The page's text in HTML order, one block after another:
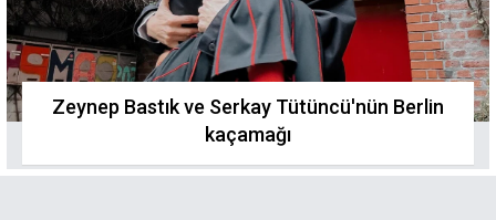
Zeynep Bastık ve Serkay Tütüncü'nün Berlin
kaçamağı